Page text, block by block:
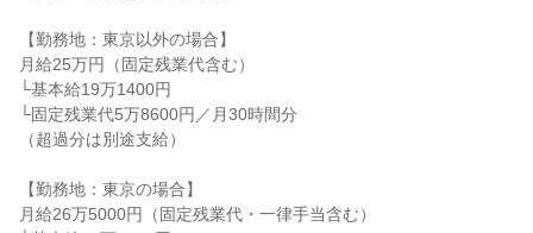
【勤務地：東京以外の場合】
月給25万円（固定残業代含む）
└基本給19万1400円
└固定残業代5万8600円／月30時間分
（超過分は別途支給）
【勤務地：東京の場合】
月給26万5000円（固定残業代・一律手当含む）